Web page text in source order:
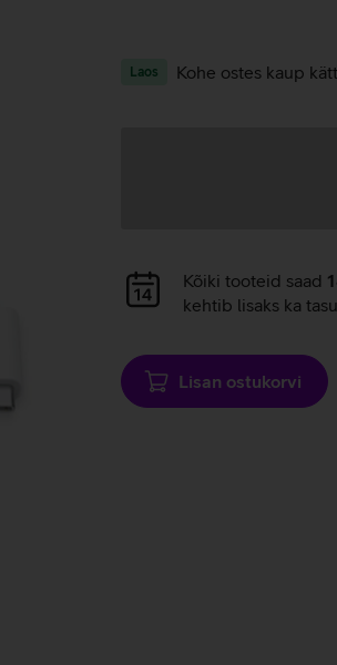
Laos Kohe ostes kaup
Andmete
laadimine
Kõiki tooteid saad
kehtib lisaks ka
Lisan ostukorvi